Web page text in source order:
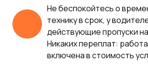
Не беспокойтесь о
технику в срок, у
действующие пропуски
Никаких переплат:
включена в стоимость